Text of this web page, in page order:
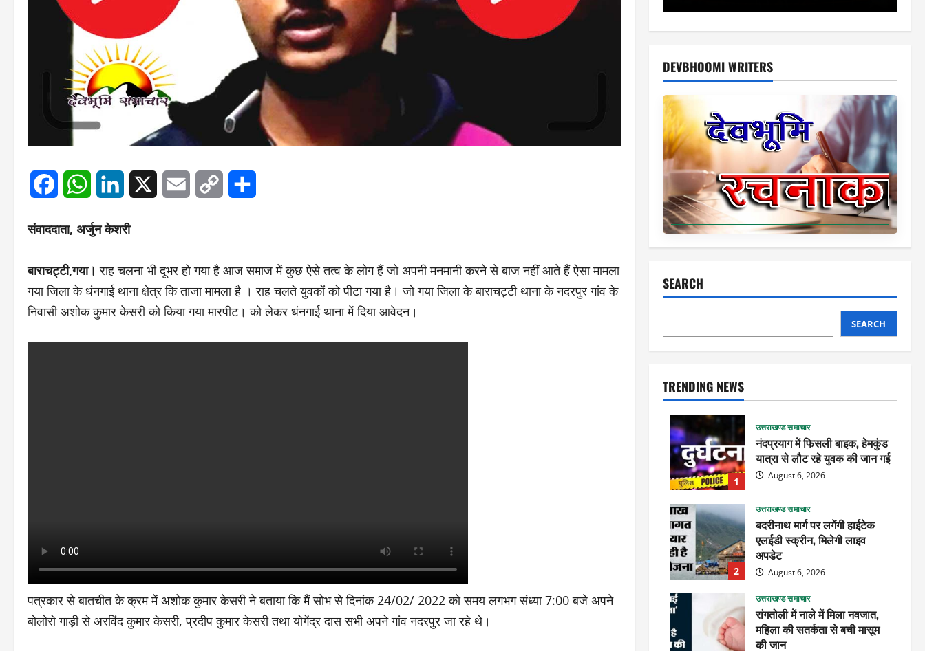
FacebookWhatsAppLinkedIn Email
Copy
संवाददाता, अर्जुन केशरी
बाराचट्टी,गया।राह चलना भी दूभर हो गया है आज समाज में कुछ ऐसे तत्व के लोग हैं जो अपनी मनमानी करने से बाज नहीं आते हैं ऐसा मामला
गया जिला के धंनगाई थाना क्षेत्र कि ताजा मामला है । राह चलते युवकों को पीटा गया है। जो गया जिला के बाराचट्टी थाना के नदरपुर गांव के
निवासी अशोक कुमार केसरी को किया गया मारपीट। को लेकर धंनगाई थाना में दिया आवेदन।
पत्रकार से बातचीत के क्रम में अशोक कुमार केसरी ने बताया कि मैं सोभ से दिनांक 24/02/ 2022 को समय लगभग संध्या 7:00 बजे अपने
बोलोरो गाड़ी से अरविंद कुमार केसरी, प्रदीप कुमार केसरी तथा योगेंद्र दास सभी अपने गांव नदरपुर जा रहे थे।
DEVBHOOMI WRITERS
SEARCH
SEARCH
TRENDING NEWS
1
उत्तराखण्ड समाचार
नंदप्रयाग में फिसली बाइक, हेमकुंड
यात्रा से लौट रहे युवक की जान गई
August 6, 2026
2
उत्तराखण्ड समाचार
बदरीनाथ मार्ग पर लगेंगी हाईटेक
एलईडी स्क्रीन, मिलेगी लाइव
अपडेट
August 6, 2026
उत्तराखण्ड समाचार
रांगतोली में नाले में मिला नवजात,
महिला की सतर्कता से बची मासूम
की जान